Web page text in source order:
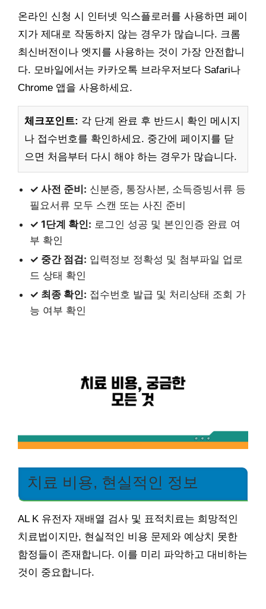
온라인 신청 시 인터넷 익스플로러를 사용하면 페이
지가 제대로 작동하지 않는 경우가 많습니다. 크롬
최신버전이나 엣지를 사용하는 것이 가장 안전합니
다. 모바일에서는 카카오톡 브라우저보다 Safari나
Chrome 앱을 사용하세요.
체크포인트: 각 단계 완료 후 반드시 확인 메시지
나 접수번호를 확인하세요. 중간에 페이지를 닫
으면 처음부터 다시 해야 하는 경우가 많습니다.
✓ 사전 준비: 신분증, 통장사본, 소득증빙서류 등
필요서류 모두 스캔 또는 사진 준비
✓ 1단계 확인: 로그인 성공 및 본인인증 완료 여
부 확인
✓ 중간 점검: 입력정보 정확성 및 첨부파일 업로
드 상태 확인
✓ 최종 확인: 접수번호 발급 및 처리상태 조회 가
능 여부 확인
치료 비용, 현실적인 정보
AL K 유전자 재배열 검사 및 표적치료는 희망적인
치료법이지만, 현실적인 비용 문제와 예상치 못한
함정들이 존재합니다. 이를 미리 파악하고 대비하는
것이 중요합니다.